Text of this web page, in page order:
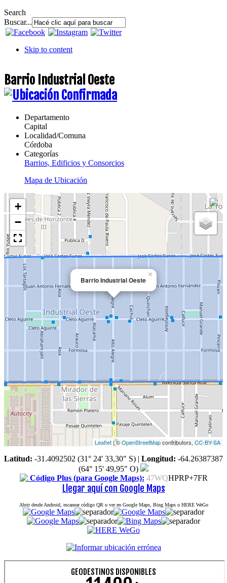
Search
Buscar...
Skip to content
Barrio Industrial Oeste
Departamento
Capital
Localidad/Comuna
Córdoba
Categorías
Barrios, Edificios y Consorcios
Mapa de Ubicación
Barrio Industrial Oeste
×
+
−
Leaflet | ©OpenStreetMapcontributors, CC-BY-SA
Latitud: -31.4092502 (31° 24' 33,30" S) | Longitud: -64.26387387
(64° 15' 49,95" O)
Código Plus (para Google Maps): 47WQHPRP+7FR
Llegar aquí con Google Maps
Abrir desde Android, escanear código QR o ver en Google Maps, Bing Maps o HERE WeGo
GEODESTINOS DISPONIBLES